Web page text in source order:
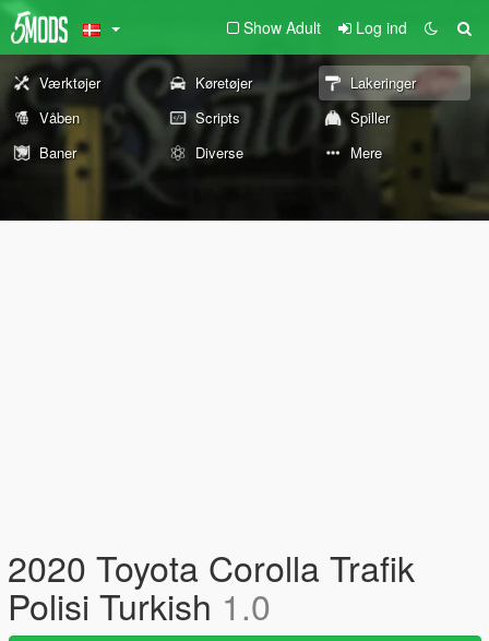
Show Adult Log ind
Værktøjer Køretøjer
Lakeringer
Våben
Scripts
Spiller
Baner
Diverse Mere
2020 Toyota Corolla Trafik
Polisi Turkish 1.0